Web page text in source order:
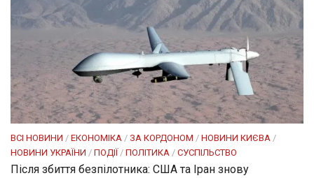
ВСІ НОВИНИ / ЕКОНОМІКА / ЗА КОРДОНОМ / НОВИНИ КИЄВА /
НОВИНИ УКРАЇНИ / ПОДІЇ/ ПОЛІТИКА / СУСПІЛЬСТВО
Після збиття безпілотника: США та Іран знову